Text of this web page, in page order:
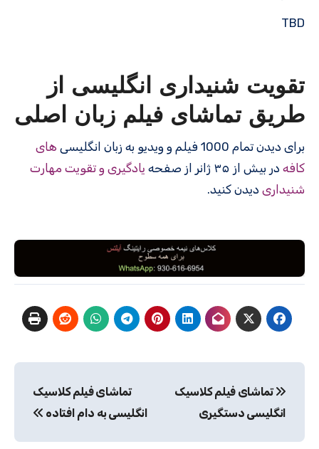
TBD
تقویت شنیداری انگلیسی از
طریق تماشای فیلم زبان اصلی
برای دیدن تمام 1000 فیلم و ویدیو به زبان انگلیسی
های
کافه در بیش از ۳۵ ژانر از صفحه
یادگیری و تقویت مهارت
شنیداری دیدن کنید.
نوشته
تماشای فیلم کلاسیک
انگلیسی دستگیری
تماشای فیلم کلاسیک
انگلیسی به دام افتاده